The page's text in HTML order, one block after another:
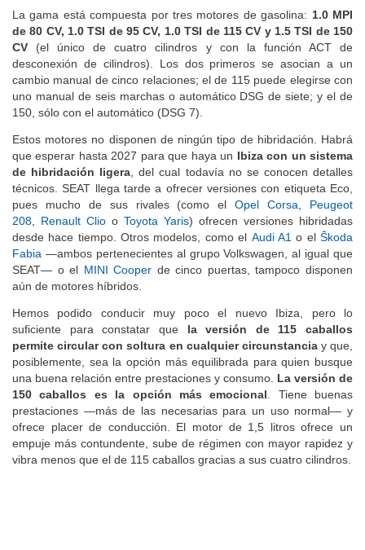
La gama está compuesta por tres motores de gasolina: 1.0 MPI
de 80 CV, 1.0 TSI de 95 CV, 1.0 TSI de 115 CV y 1.5 TSI de 150
CV (el único de cuatro cilindros y con la función ACT de
desconexión de cilindros). Los dos primeros se asocian a un
cambio manual de cinco relaciones; el de 115 puede elegirse con
uno manual de seis marchas o automático DSG de siete; y el de
150, sólo con el automático (DSG 7).
Estos motores no disponen de ningún tipo de hibridación. Habrá
que esperar hasta 2027 para que haya un Ibiza con un sistema
de hibridación ligera, del cual todavía no se conocen detalles
técnicos. SEAT llega tarde a ofrecer versiones con etiqueta Eco,
pues mucho de sus rivales (como elOpel Corsa, Peugeot
208, Renault Clio o Toyota Yaris) ofrecen versiones hibridadas
desde hace tiempo. Otros modelos, como el Audi A1o elŠkoda
Fabia —ambos pertenecientes al grupo Volkswagen, al igual que
SEAT— o el MINI Cooper de cinco puertas, tampoco disponen
aún de motores híbridos.
Hemos podido conducir muy poco el nuevo Ibiza, pero lo
suficiente para constatar que la versión de 115 caballos
permite circular con soltura en cualquier circunstanciay que,
posiblemente, sea la opción más equilibrada para quien busque
una buena relación entre prestaciones y consumo. La versión de
150 caballos es la opción más emocional. Tiene buenas
prestaciones —más de las necesarias para un uso normal— y
ofrece placer de conducción. El motor de 1,5 litros ofrece un
empuje más contundente, sube de régimen con mayor rapidez y
vibra menos que el de 115 caballos gracias a sus cuatro cilindros.